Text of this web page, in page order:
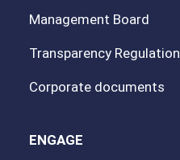
Management Board
Transparency Regulation
Corporate documents
ENGAGE